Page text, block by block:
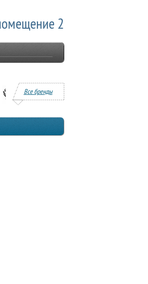
2
Все бренды